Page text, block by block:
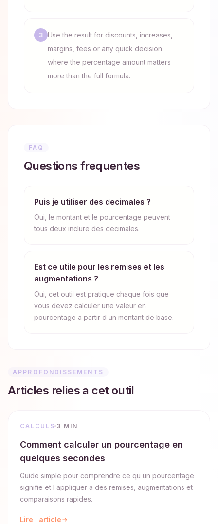
3
Use the result for discounts, increases,
margins, fees or any quick decision
where the percentage amount matters
more than the full formula.
FAQ
Questions frequentes
Puis je utiliser des decimales ?
Oui, le montant et le pourcentage peuvent
tous deux inclure des decimales.
Est ce utile pour les remises et les
augmentations ?
Oui, cet outil est pratique chaque fois que
vous devez calculer une valeur en
pourcentage a partir d un montant de base.
APPROFONDISSEMENTS
Articles relies a cet outil
CALCULS 3 MIN
Comment calculer un pourcentage en
quelques secondes
Guide simple pour comprendre ce qu un pourcentage
signifie et l appliquer a des remises, augmentations et
comparaisons rapides.
Lire l article